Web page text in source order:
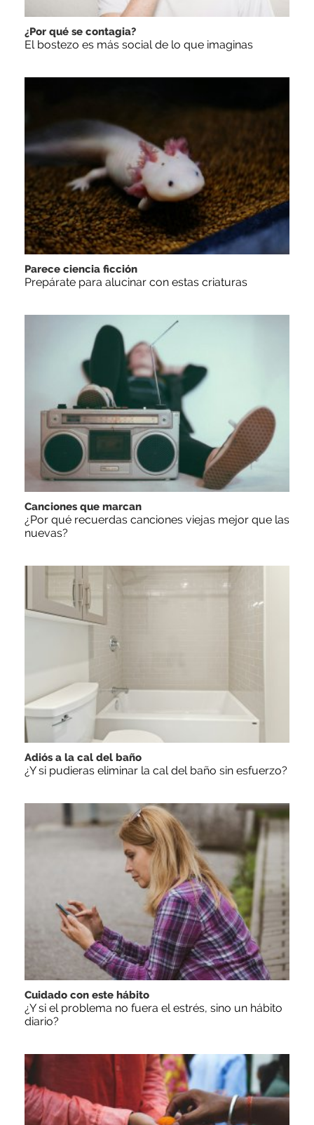
¿Por qué se contagia?
El bostezo es más social de lo que imaginas
Parece ciencia ficción
Prepárate para alucinar con estas criaturas
Canciones que marcan
¿Por qué recuerdas canciones viejas mejor que las
nuevas?
Adiós a la cal del baño
¿Y si pudieras eliminar la cal del baño sin esfuerzo?
Cuidado con este hábito
¿Y si el problema no fuera el estrés, sino un hábito
diario?